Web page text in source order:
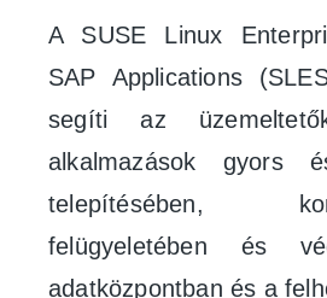
A SUSE Linux
SAP Applications
segíti az
alkalmazások gyors
telepítésében,
felügyeletében és
adatközpontban és a